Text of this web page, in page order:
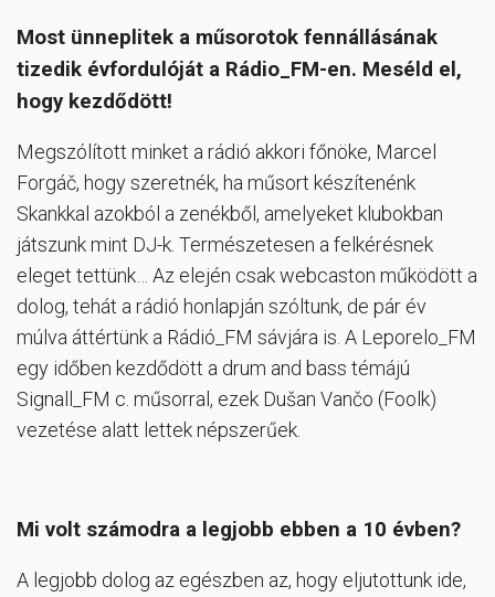
Most ünneplitek a műsorotok fennállásának
tizedik évfordulóját a Rádio_FM-en. Meséld el,
hogy kezdődött!
Megszólított minket a rádió akkori főnöke, Marcel
Forgáč, hogy szeretnék, ha műsort készítenénk
Skankkal azokból a zenékből, amelyeket klubokban
játszunk mint DJ-k. Természetesen a felkérésnek
eleget tettünk… Az elején csak webcaston működött a
dolog, tehát a rádió honlapján szóltunk, de pár év
múlva áttértünk a Rádió_FM sávjára is. A Leporelo_FM
egy időben kezdődött a drum and bass témájú
Signall_FM c. műsorral, ezek Dušan Vančo (Foolk)
vezetése alatt lettek népszerűek.
Mi volt számodra a legjobb ebben a 10 évben?
A legjobb dolog az egészben az, hogy eljutottunk ide,